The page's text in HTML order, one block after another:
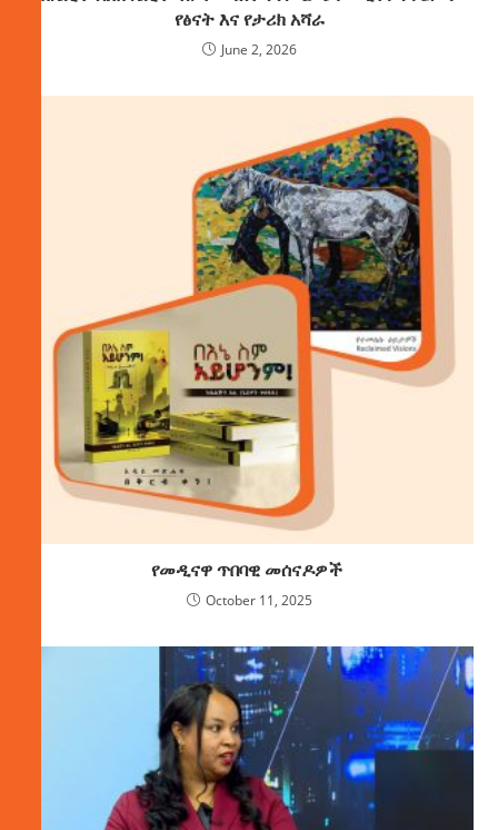
የፅናት እና የታሪክ አሻራ
June 2, 2026
የመዲናዋ ጥበባዊ መሰናዶዎች
October 11, 2025